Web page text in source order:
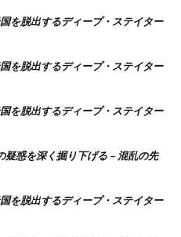
を脱出するディープ・ステイター
を脱出するディープ・ステイター
を脱出するディープ・ステイター
疑惑を深く掘り下げる – 混乱の先
を脱出するディープ・ステイター